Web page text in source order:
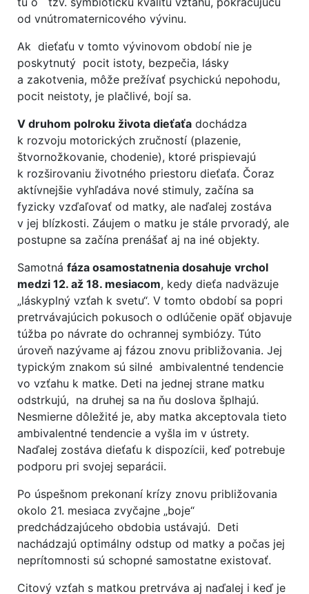
od vnútromaternicového vývinu.
Ak dieťaťu v tomto vývinovom období nie je
poskytnutý pocit istoty, bezpečia, lásky
a zakotvenia, môže prežívať psychickú nepohodu,
pocit neistoty, je plačlivé, bojí sa.
V druhom polroku života dieťaťa dochádza
k rozvoju motorických zručností (plazenie,
štvornožkovanie, chodenie), ktoré prispievajú
k rozširovaniu životného priestoru dieťaťa. Čoraz
aktívnejšie vyhľadáva nové stimuly, začína sa
fyzicky vzďaľovať od matky, ale naďalej zostáva
v jej blízkosti. Záujem o matku je stále prvoradý, ale
postupne sa začína prenášať aj na iné objekty.
Samotná fáza osamostatnenia dosahuje vrchol
medzi 12. až 18. mesiacom, kedy dieťa nadväzuje
„láskyplný vzťah k svetu“. V tomto období sa popri
pretrvávajúcich pokusoch o odlúčenie opäť objavuje
túžba po návrate do ochrannej symbiózy. Túto
úroveň nazývame aj fázou znovu približovania. Jej
typickým znakom sú silné ambivalentné tendencie
vo vzťahu k matke. Deti na jednej strane matku
odstrkujú, na druhej sa na ňu doslova šplhajú.
Nesmierne dôležité je, aby matka akceptovala tieto
ambivalentné tendencie a vyšla im v ústrety.
Naďalej zostáva dieťaťu k dispozícii, keď potrebuje
podporu pri svojej separácii.
Po úspešnom prekonaní krízy znovu približovania
okolo 21. mesiaca zvyčajne „boje“
predchádzajúceho obdobia ustávajú. Deti
nachádzajú optimálny odstup od matky a počas jej
neprítomnosti sú schopné samostatne existovať.
Citový vzťah s matkou pretrváva aj naďalej i keď je